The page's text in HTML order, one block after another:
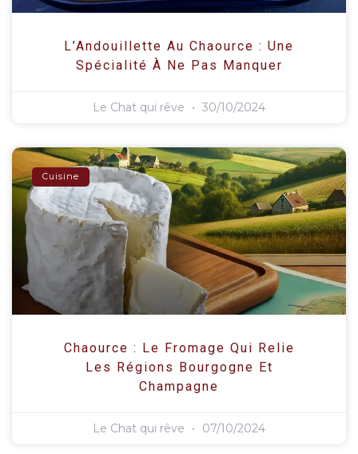
L’Andouillette Au Chaource : Une
Spécialité À Ne Pas Manquer
Le Chat qui rêve 30/10/2024
Cuisine
Chaource : Le Fromage Qui Relie
Les Régions Bourgogne Et
Champagne
Le Chat qui rêve 07/10/2024